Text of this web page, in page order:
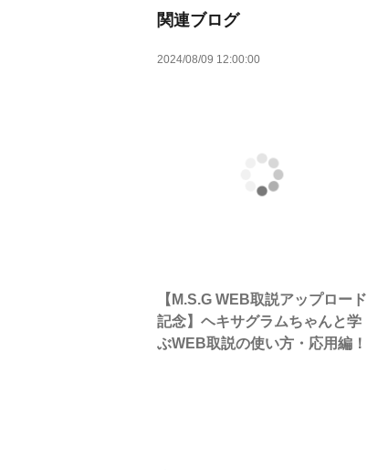
関連ブログ
2024/08/09 12:00:00
【M.S.G WEB取説アップロード
記念】ヘキサグラムちゃんと学
ぶWEB取説の使い方・応用編！